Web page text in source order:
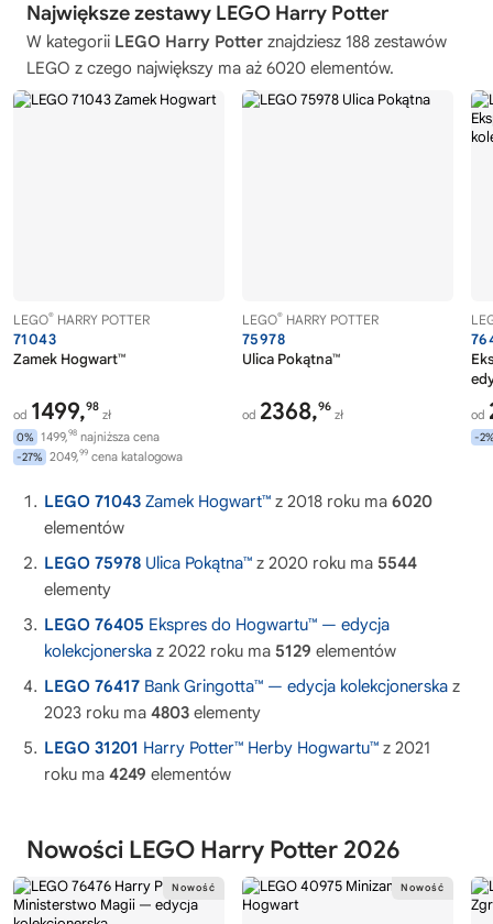
Największe zestawy LEGO Harry Potter
W kategorii LEGO Harry Potter znajdziesz 188 zestawów
LEGO z czego największy ma aż 6020 elementów.
LEGO® HARRY POTTER
71043
Zamek Hogwart™
od 1499,98
zł
0% 1499,98 najniższa cena
-27% 2049,99 cena katalogowa
LEGO® HARRY POTTER
75978
Ulica Pokątna™
od 2368,96
zł od
-
LEGO 71043 Zamek Hogwart™ z 2018 roku ma 6020
elementów
LEGO 75978 Ulica Pokątna™ z 2020 roku ma 5544
elementy
LEGO 76405 Ekspres do Hogwartu™ — edycja
kolekcjonerska z 2022 roku ma 5129 elementów
LEGO 76417 Bank Gringotta™ — edycja kolekcjonerska z
2023 roku ma 4803 elementy
LEGO 31201 Harry Potter™ Herby Hogwartu™ z 2021
roku ma 4249 elementów
Nowości LEGO Harry Potter 2026